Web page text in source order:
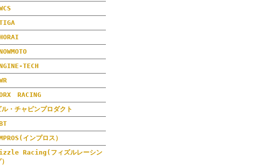
TECH
RACING
ル・チャピンプロダクト
インプロス）
Racing(フィズルレーシン